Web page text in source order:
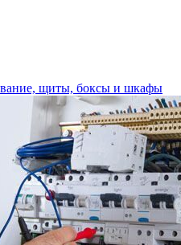
щиты, боксы и шкафы